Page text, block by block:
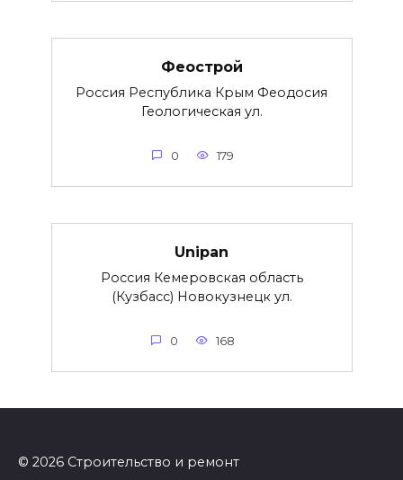
Феострой
Россия Республика Крым Феодосия
Геологическая ул.
0 179
Unipan
Россия Кемеровская область
(Кузбасс) Новокузнецк ул.
0 168
© 2026 Строительство и ремонт